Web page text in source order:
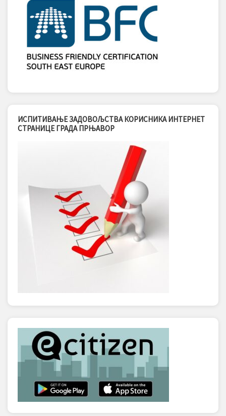
ИСПИТИВАЊЕ ЗАДОВОЉСТВА КОРИСНИКА ИНТЕРНЕТ
СТРАНИЦЕ ГРАДА ПРЊАВОР